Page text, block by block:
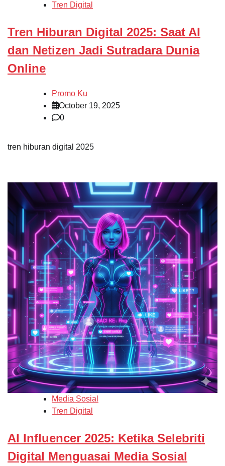
Tren Digital
Tren Hiburan Digital 2025: Saat AI
dan Netizen Jadi Sutradara Dunia
Online
Promo Ku
October 19, 2025
0
tren hiburan digital 2025
Media Sosial
Tren Digital
AI Influencer 2025: Ketika Selebriti
Digital Menguasai Media Sosial